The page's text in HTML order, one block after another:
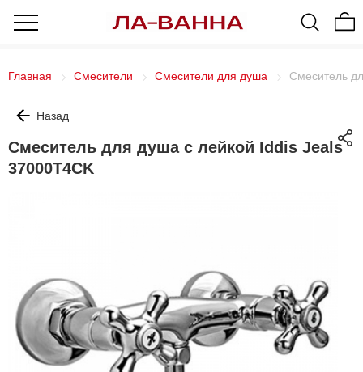
Главная Смесители Смесители для душа Смеситель
Назад
Смеситель для душа с лейкой Iddis Jeals
37000Т4СK